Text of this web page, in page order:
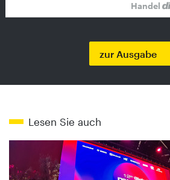
Handel
zur Ausgabe
Lesen Sie auch